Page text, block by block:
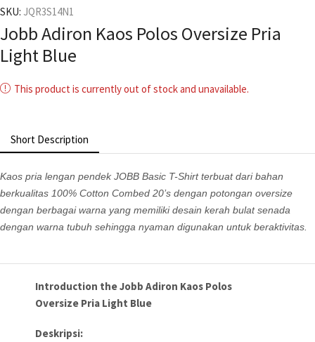
SKU: JQR3S14N1
Jobb Adiron Kaos Polos Oversize Pria
Light Blue
This product is currently out of stock and unavailable.
Short Description
Kaos pria lengan pendek JOBB Basic T-Shirt terbuat dari bahan
berkualitas 100% Cotton Combed 20’s dengan potongan oversize
dengan berbagai warna yang memiliki desain kerah bulat senada
dengan warna tubuh sehingga nyaman digunakan untuk beraktivitas.
Introduction the Jobb Adiron Kaos Polos
Oversize Pria Light Blue
Deskripsi: